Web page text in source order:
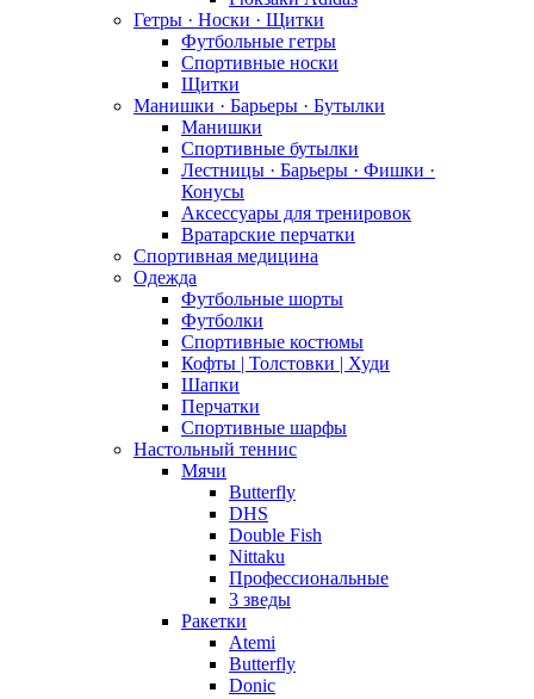
Гетры · Носки · Щитки
Футбольные гетры
Спортивные носки
Щитки
Манишки · Барьеры · Бутылки
Манишки
Спортивные бутылки
Лестницы · Барьеры · Фишки ·
Конусы
Аксессуары для тренировок
Вратарские перчатки
Спортивная медицина
Одежда
Футбольные шорты
Футболки
Спортивные костюмы
Кофты | Толстовки | Худи
Шапки
Перчатки
Спортивные шарфы
Настольный теннис
Мячи
Butterfly
DHS
Double Fish
Nittaku
Профессиональные
3 зведы
Ракетки
Atemi
Butterfly
Donic